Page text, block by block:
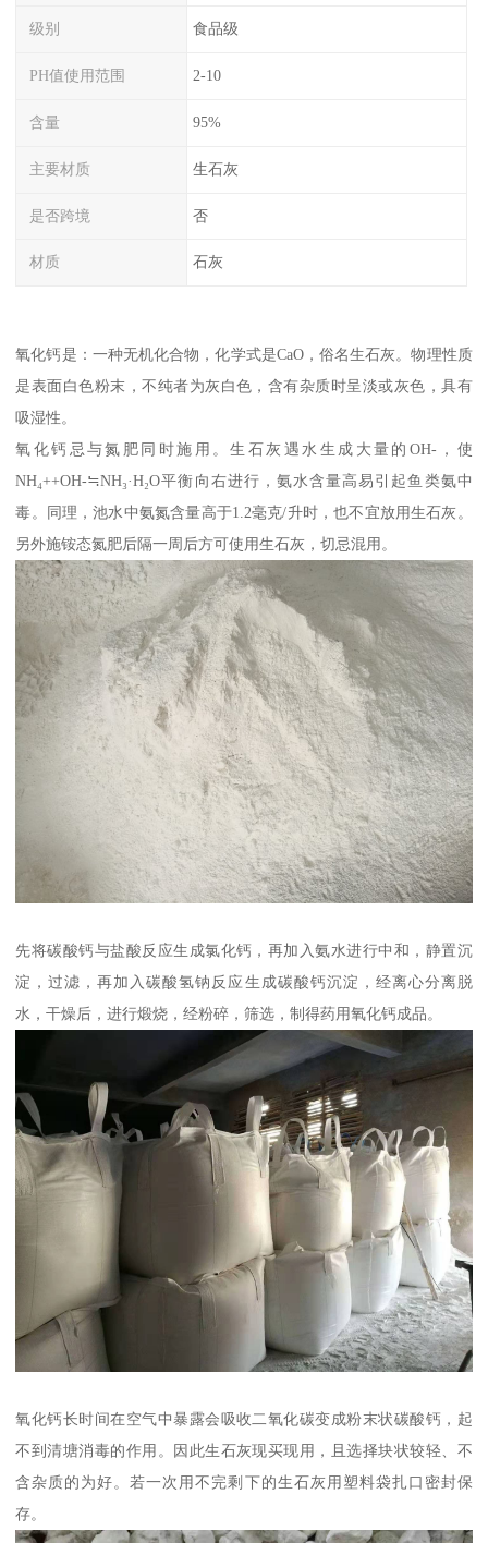
级别 食品级
PH值使用范围 2-10
含量 95%
主要材质 生石灰
是否跨境 否
材质 石灰
氧化钙是：一种无机化合物，化学式是CaO，俗名生石灰。物理性质
是表面白色粉末，不纯者为灰白色，含有杂质时呈淡或灰色，具有
吸湿性。
氧化钙忌与氮肥同时施用。生石灰遇水生成大量的OH-，使
NH₄++OH-≒NH₃·H₂O平衡向右进行，氨水含量高易引起鱼类氨中
毒。同理，池水中氨氮含量高于1.2毫克/升时，也不宜放用生石灰。
另外施铵态氮肥后隔一周后方可使用生石灰，切忌混用。
先将碳酸钙与盐酸反应生成氯化钙，再加入氨水进行中和，静置沉
淀，过滤，再加入碳酸氢钠反应生成碳酸钙沉淀，经离心分离脱
水，干燥后，进行煅烧，经粉碎，筛选，制得药用氧化钙成品。
氧化钙长时间在空气中暴露会吸收二氧化碳变成粉末状碳酸钙，起
不到清塘消毒的作用。因此生石灰现买现用，且选择块状较轻、不
含杂质的为好。若一次用不完剩下的生石灰用塑料袋扎口密封保
存。